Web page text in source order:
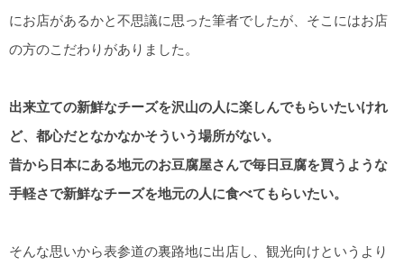
にお店があるかと不思議に思った筆者でしたが、そこにはお店
の方のこだわりがありました。
出来立ての新鮮なチーズを沢山の人に楽しんでもらいたいけれ
ど、都心だとなかなかそういう場所がない。
昔から日本にある地元のお豆腐屋さんで毎日豆腐を買うような
手軽さで新鮮なチーズを地元の人に食べてもらいたい。
そんな思いから表参道の裏路地に出店し、観光向けというより